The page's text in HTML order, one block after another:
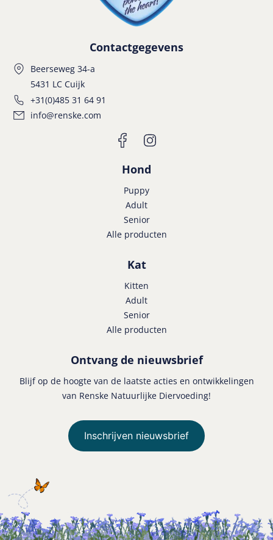
Contactgegevens
Beerseweg 34-a
5431 LC Cuijk
+31(0)485 31 64 91
info@renske.com
Hond
Puppy
Adult
Senior
Alle producten
Kat
Kitten
Adult
Senior
Alle producten
Ontvang de nieuwsbrief
Blijf op de hoogte van de laatste acties en ontwikkelingen
van Renske Natuurlijke Diervoeding!
Inschrijven nieuwsbrief